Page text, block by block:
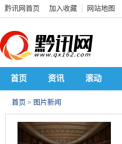
黔讯网首页 加入收藏 网站地图
首页 资讯 滚动
首页 > 图片新闻